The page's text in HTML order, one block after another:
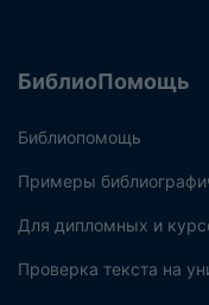
БиблиоПомощь
Библиопомощь
Примеры
Для дипломных и
Проверка текста на